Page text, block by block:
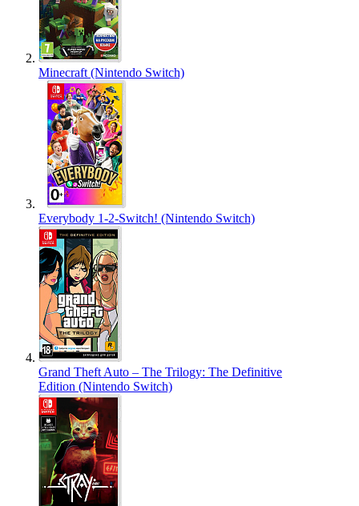
Minecraft (Nintendo Switch)
Everybody 1-2-Switch! (Nintendo Switch)
Grand Theft Auto – The Trilogy: The Definitive
Edition (Nintendo Switch)